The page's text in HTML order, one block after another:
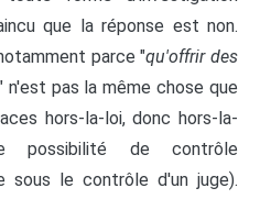
que la réponse est non.
parce "qu'offrir des
n'est pas la même chose que
hors-la-loi, donc hors-la-
possibilité de contrôle
sous le contrôle d'un juge).